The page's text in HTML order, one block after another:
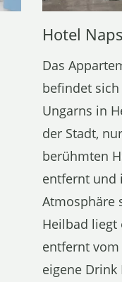
Hotel
Das
befindet
Ungarns in
der Stadt,
berühmten
entfernt und
Atmosphäre
Heilbad liegt
entfernt
eigene Drink